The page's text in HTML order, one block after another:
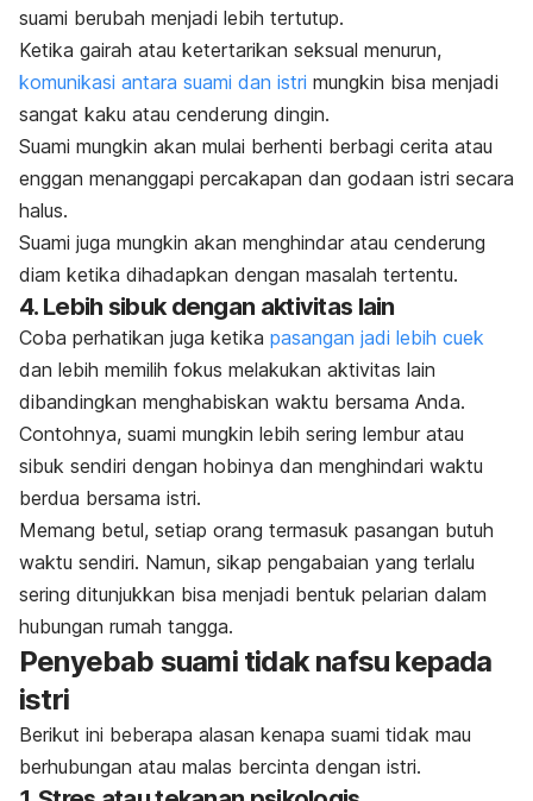
suami berubah menjadi lebih tertutup.
Ketika gairah atau ketertarikan seksual menurun,
komunikasi antara suami dan istri mungkin bisa menjadi
sangat kaku atau cenderung dingin.
Suami mungkin akan mulai berhenti berbagi cerita atau
enggan menanggapi percakapan dan godaan istri secara
halus.
Suami juga mungkin akan menghindar atau cenderung
diam ketika dihadapkan dengan masalah tertentu.
4. Lebih sibuk dengan aktivitas lain
Coba perhatikan juga ketika pasangan jadi lebih cuek
dan lebih memilih fokus melakukan aktivitas lain
dibandingkan menghabiskan waktu bersama Anda.
Contohnya, suami mungkin lebih sering lembur atau
sibuk sendiri dengan hobinya dan menghindari waktu
berdua bersama istri.
Memang betul, setiap orang termasuk pasangan butuh
waktu sendiri. Namun, sikap pengabaian yang terlalu
sering ditunjukkan bisa menjadi bentuk pelarian dalam
hubungan rumah tangga.
Penyebab suami tidak nafsu kepada
istri
Berikut ini beberapa alasan kenapa suami tidak mau
berhubungan atau malas bercinta dengan istri.